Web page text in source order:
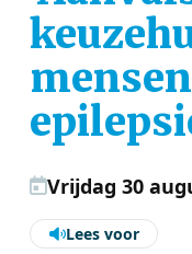
Vrijdag 30
Lees voor